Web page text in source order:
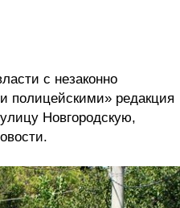
с незаконно
полицейскими» редакция
Новгородскую,